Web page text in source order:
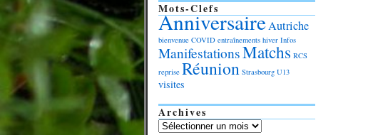
Mots-Clefs
AnniversaireAutriche
bienvenue COVID entraînements hiver Infos
ManifestationsMatchs RCS
reprise Réunion Strasbourg U13
visites
Archives